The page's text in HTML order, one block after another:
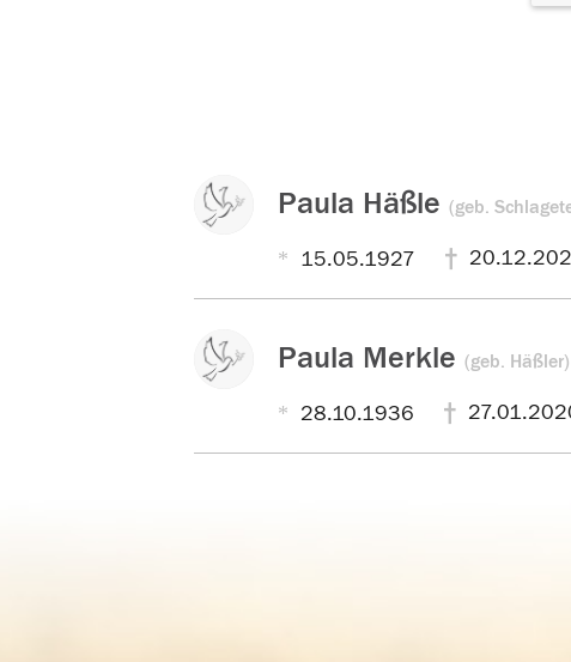
Paula Häßle (geb.
15.05.1927
Paula Merkle (geb. Häßler)
28.10.1936